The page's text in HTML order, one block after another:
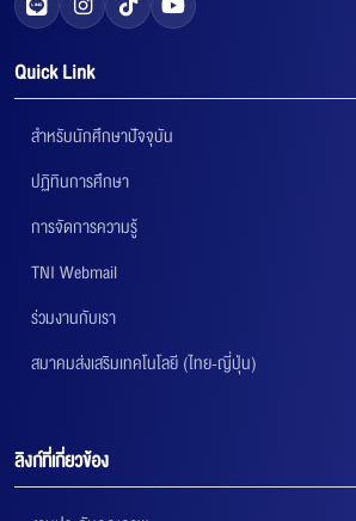
Quick Link
สำหรับนักศึกษาปัจจุบัน
ปฏิทินการศึกษา
การจัดการความรู้
TNI Webmail
ร่วมงานกับเรา
สมาคมส่งเสริมเทคโนโลยี (ไทย-ญี่ปุ่น)
ลิงก์ที่เกี่ยวข้อง